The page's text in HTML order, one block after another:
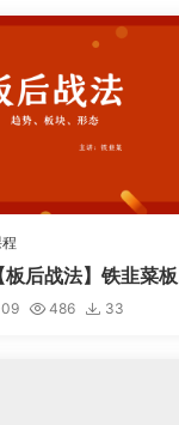
板后战法】铁韭菜板
486 33